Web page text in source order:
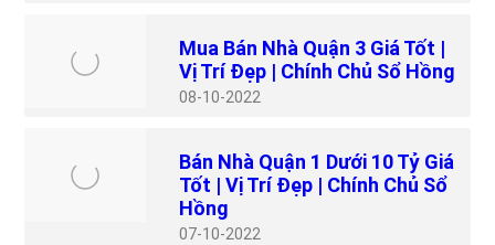
Mua Bán Nhà Quận 3 Giá Tốt |
Vị Trí Đẹp | Chính Chủ Sổ Hồng
08 10-2022
Bán Nhà Quận 1 Dưới 10 Tỷ Giá
Tốt | Vị Trí Đẹp | Chính Chủ Sổ
Hồng
07 10-2022